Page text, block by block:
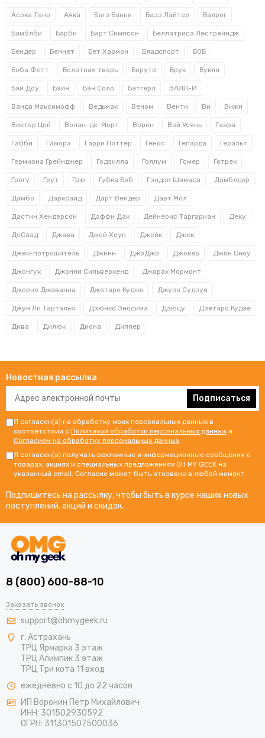
Асока Тано Аяка Багз Банни Базз Лайтер Балрог
Бамблби Барби Барт Симпсон Беллатриса Лестрейндж
Бендер Беннет Бет Хармон Бладспорт БОБ
Боба Фетт Болотная тварь Боруто Брук Букля
Бэй Доу Бэйн Бэн Соло Бэтгёрл ВАЛЛ-И
Ванда Максимофф Ведьмак Веном Венти Ви Вижн
Виктор Цой Волан-де-Морт Ворон Вэй Усянь Гаара
Габби Гамора Гарри Поттер Генос Гепарда Геральт
Гермиона Грейнджер Годзилла Голлум Гомер Готрек
Грогу Грут Грю Губка Боб Гэндзи Шимада Дамблдор
Дамбо Дарксайд Дарт Вейдер Дарт Мол
Дастин Хендерсон Даффи Дак Дейнерис Таргариан Деку
ДеСаад Джава Джей Хоуп Джейк Джек
Джек-потрошитель Джинн ДжоДжо Джокер Джон Сноу
Джонгук Джонни Сильверхенд Джорах Мормонт
Джорно Джаванна Джотаро Куджо Джузо Судзуя
Джун Ли Тарталья Дзюнко Эносима Дзюцу Дзётаро Кудзё
Дива Дилюк Диона Диппер
Новостная рассылка
Подписаться
Я согласен(а) на обработку моих персональных данных в
соответствии с Политикой обработки персональных данных и
Согласием на обработку персональных данных.
Я согласен(а) получать рекламные и информационные сообщения о
товарах, акциях и специальных предложениях OH MY GEEK на
указанный email. Согласие может быть отозвано в любой момент.
Подпишитесь на рассылку, чтобы быть в курсе наших новых
поступлений, акций и скидок.
8 (800) 600-88-10
Заказать звонок
support@ohmygeek.ru
г. Астрахань
ТРЦ Ярмарка 3 этаж
ТРЦ Алимпик 3 этаж
ТРЦ Три кота 11 вход
ежедневно с 10 до 22 часов
ИП Воронин Пётр Михайлович
ИНН: 301502930592
ОГРН: 311301507500036